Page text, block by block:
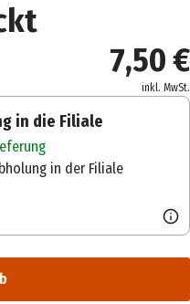
7,50 €
inkl. MwSt.
in die Filiale
in der Filiale